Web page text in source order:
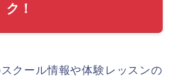
ク！
クール情報や体験レッスンの